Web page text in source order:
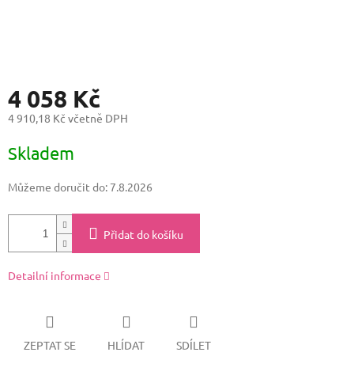
4 058 Kč
4 910,18 Kč včetně DPH
cena:
Skladem
Můžeme doručit do: 7.8.2026
Přidat do košíku
Detailní informace
ZEPTAT SE HLÍDAT SDÍLET